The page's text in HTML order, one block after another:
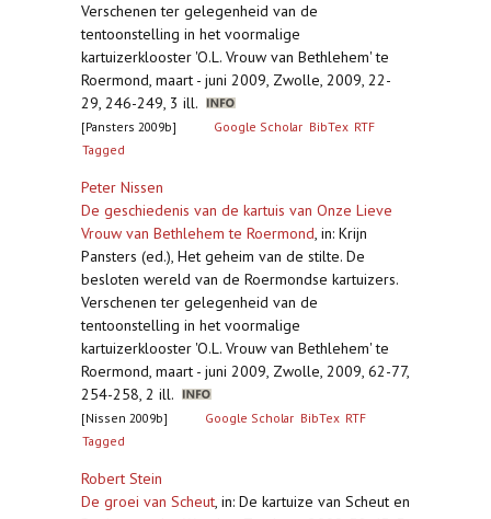
Verschenen ter gelegenheid van de
tentoonstelling in het voormalige
kartuizerklooster 'O.L. Vrouw van Bethlehem' te
Roermond, maart - juni 2009, Zwolle, 2009, 22-
29, 246-249, 3 ill.
[Pansters 2009b] Google Scholar BibTex RTF
Tagged
Peter Nissen
De geschiedenis van de kartuis van Onze Lieve
Vrouw van Bethlehem te Roermond, in: Krijn
Pansters (ed.), Het geheim van de stilte. De
besloten wereld van de Roermondse kartuizers.
Verschenen ter gelegenheid van de
tentoonstelling in het voormalige
kartuizerklooster 'O.L. Vrouw van Bethlehem' te
Roermond, maart - juni 2009, Zwolle, 2009, 62-77,
254-258, 2 ill.
[Nissen 2009b] Google Scholar BibTex RTF
Tagged
Robert Stein
De groei van Scheut, in: De kartuize van Scheut en